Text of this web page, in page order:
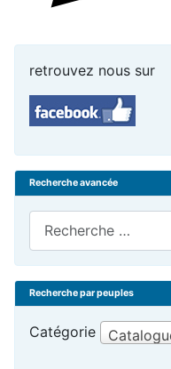
retrouvez nous sur
Recherche avancée
Recherche par peuples
Catégorie